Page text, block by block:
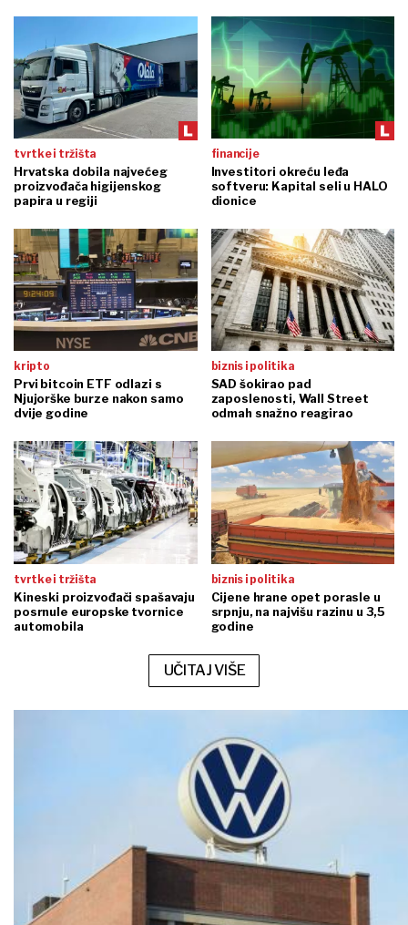
tvrtke i tržišta
Hrvatska dobila najvećeg
proizvođača higijenskog
papira u regiji
financije
Investitori okreću leđa
softveru: Kapital seli u HALO
dionice
kripto
Prvi bitcoin ETF odlazi s
Njujorške burze nakon samo
dvije godine
biznis i politika
SAD šokirao pad
zaposlenosti, Wall Street
odmah snažno reagirao
tvrtke i tržišta
Kineski proizvođači spašavaju
posrnule europske tvornice
automobila
biznis i politika
Cijene hrane opet porasle u
srpnju, na najvišu razinu u 3,5
godine
UČITAJ VIŠE